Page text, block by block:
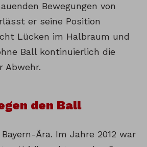
Bewegungen von
er seine Position
Lücken im Halbraum und
Ball kontinuierlich die
Abwehr.
den Ball
Ära. Im Jahre 2012 war